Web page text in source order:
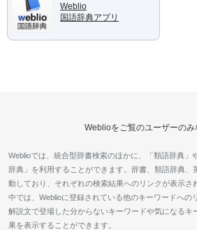
Weblio
国語辞典アプリ
Weblioをご覧のユーザーのみ
Weblioでは、統合型辞書検索のほかに、「類語辞典」
辞典」を利用することができます。辞書、類語辞典、
動しており、それぞれの検索結果へのリンクが表示さ
中では、Weblioに登録されている他のキーワードへの
解説文で登場した分からないキーワードや気になるキ
果を表示することができます。